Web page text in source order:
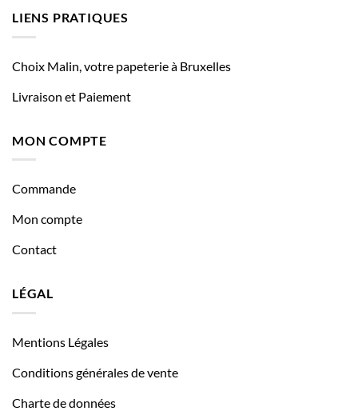
LIENS PRATIQUES
Choix Malin, votre papeterie à Bruxelles
Livraison et Paiement
MON COMPTE
Commande
Mon compte
Contact
LÉGAL
Mentions Légales
Conditions générales de vente
Charte de données